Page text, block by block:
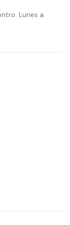
Lunes a